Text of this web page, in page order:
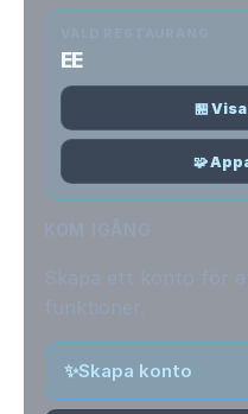
EE
🏪
🧩
✨Skapa konto